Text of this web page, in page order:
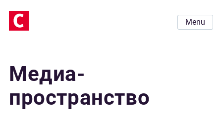
Menu
Медиа-
пространство